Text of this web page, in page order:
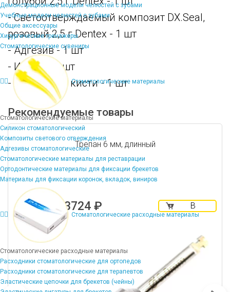
Демонстрационные модели челюстей с зубами
Учебные модели челюстей с зубами
Общие аксессуары
Хирургические тренажеры
Стоматологические сувениры
Стоматологические материалы
Стоматологические материалы
Силикон стоматологический
Композиты светового отверждения
Адгезивы стоматологические
Стоматологические материалы для реставрации
Ортодонтические материалы для фиксации брекетов
Материалы для фиксации коронок, вкладок, виниров
Стоматологические расходные материалы
Стоматологические расходные материалы
Расходники стоматологические для ортопедов
Расходники стоматологические для терапевтов
Эластические цепочки для брекетов (чейны)
- Светоотверждаемый композит DX.Seal,
розовый 2,5 г Dentex - 1 шт
- Адгезив - 1 шт
- Иглы - 14 шт
- Держатель кисти - 1 шт
Рекомендуемые товары
Трепан 6 мм, длинный
3724 ₽
В
корзину